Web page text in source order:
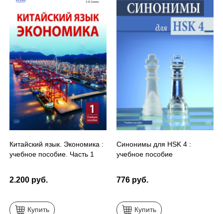
Китайский язык. Экономика :
учебное пособие. Часть 1
2.200 руб.
Купить
Синонимы для HSK 4 :
учебное пособие
776 руб.
Купить